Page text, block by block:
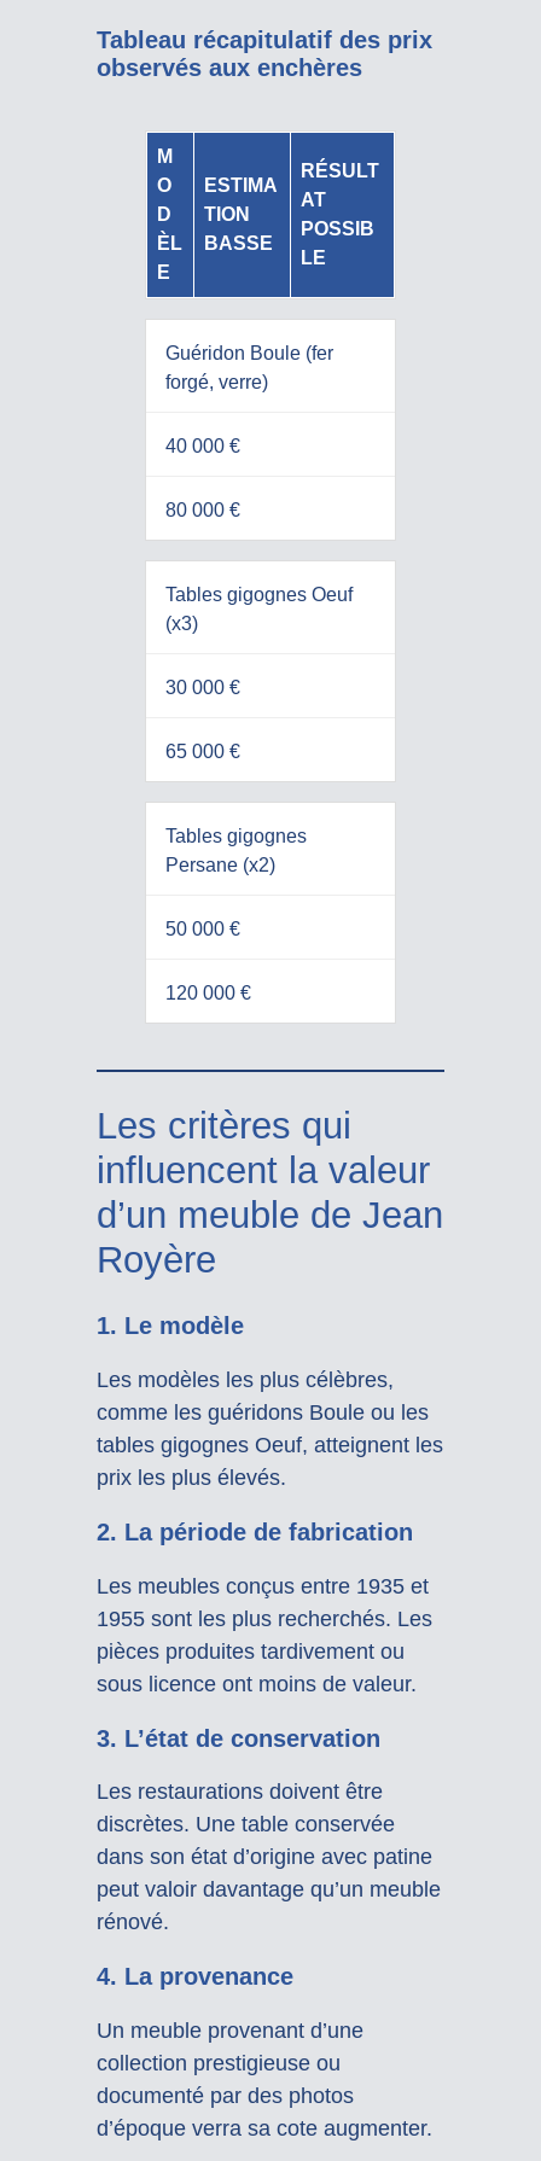
Tableau récapitulatif des prix
observés aux enchères
M
O
D
ÈL
E
ESTIMA
TION
BASSE
RÉSULT
AT
POSSIB
LE
Guéridon Boule (fer
forgé, verre)
40 000 €
80 000 €
Tables gigognes Oeuf
(x3)
30 000 €
65 000 €
Tables gigognes
Persane (x2)
50 000 €
120 000 €
Les critères qui
influencent la valeur
d’un meuble de Jean
Royère
1. Le modèle
Les modèles les plus célèbres,
comme les guéridons Boule ou les
tables gigognes Oeuf, atteignent les
prix les plus élevés.
2. La période de fabrication
Les meubles conçus entre 1935 et
1955 sont les plus recherchés. Les
pièces produites tardivement ou
sous licence ont moins de valeur.
3. L’état de conservation
Les restaurations doivent être
discrètes. Une table conservée
dans son état d’origine avec patine
peut valoir davantage qu’un meuble
rénové.
4. La provenance
Un meuble provenant d’une
collection prestigieuse ou
documenté par des photos
d’époque verra sa cote augmenter.